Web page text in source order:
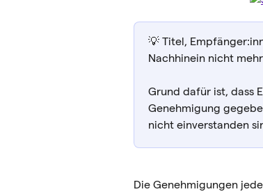
💡 Titel,
Nachhinein nicht
Grund dafür ist, dass
Genehmigung
nicht einverstanden
Die Genehmigungen